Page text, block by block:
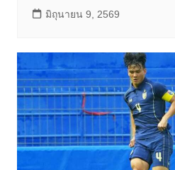
มิถุนายน 9, 2569